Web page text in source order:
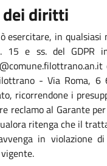
dei diritti
esercitare, in
15 e ss. del GDPR
- Via Roma, 6
ricorrendone i
reclamo al Garante
ritenga che il
in violazione